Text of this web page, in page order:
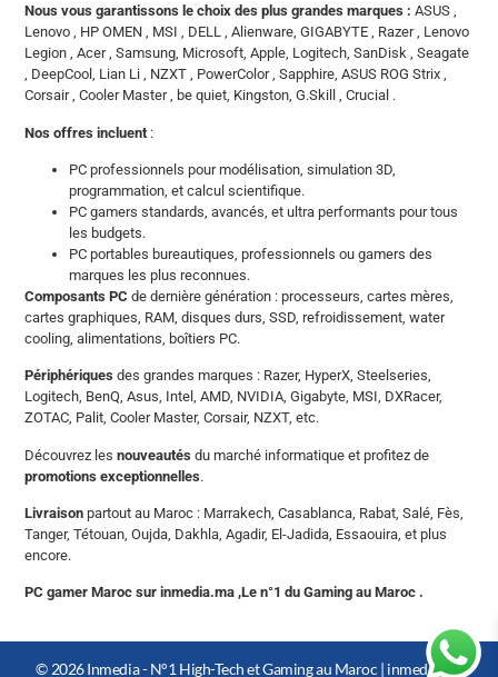
Nous vous garantissons le choix des plus grandes marques : ASUS ,
Lenovo , HP OMEN , MSI , DELL , Alienware, GIGABYTE , Razer , Lenovo
Legion , Acer , Samsung, Microsoft, Apple, Logitech, SanDisk , Seagate
, DeepCool, Lian Li , NZXT , PowerColor , Sapphire, ASUS ROG Strix ,
Corsair , Cooler Master , be quiet, Kingston, G.Skill , Crucial .
Nos offres incluent :
PC professionnels pour modélisation, simulation 3D,
programmation, et calcul scientifique.
PC gamers standards, avancés, et ultra performants pour tous
les budgets.
PC portables bureautiques, professionnels ou gamers des
marques les plus reconnues.
Composants PC de dernière génération : processeurs, cartes mères,
cartes graphiques, RAM, disques durs, SSD, refroidissement, water
cooling, alimentations, boîtiers PC.
Périphériques des grandes marques : Razer, HyperX, Steelseries,
Logitech, BenQ, Asus, Intel, AMD, NVIDIA, Gigabyte, MSI, DXRacer,
ZOTAC, Palit, Cooler Master, Corsair, NZXT, etc.
Découvrez lesnouveautés du marché informatique et profitez de
promotions exceptionnelles.
Livraison partout au Maroc : Marrakech, Casablanca, Rabat, Salé, Fès,
Tanger, Tétouan, Oujda, Dakhla, Agadir, El-Jadida, Essaouira, et plus
encore.
PC gamer Maroc sur inmedia.ma ,Le n°1 du Gaming au Maroc .
© 2026 Inmedia - N°1 High-Tech et Gaming au Maroc | inmedia.ma